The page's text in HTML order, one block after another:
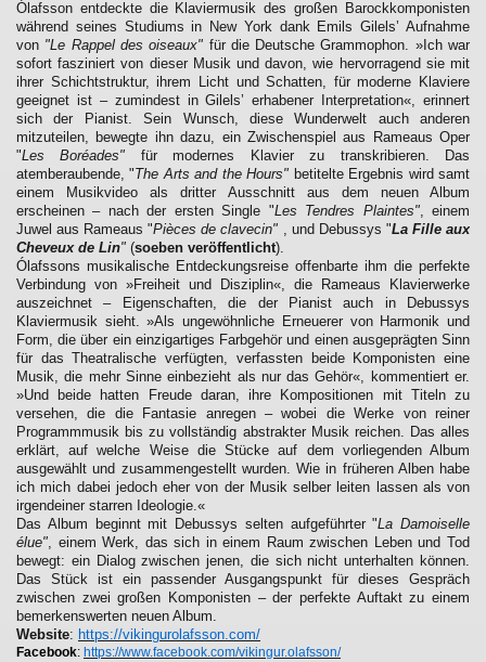
Ólafsson entdeckte die Klaviermusik des großen Barockkomponisten
während seines Studiums in New York dank Emils Gilels’ Aufnahme
von "Le Rappel des oiseaux" für die Deutsche Grammophon. »Ich war
sofort fasziniert von dieser Musik und davon, wie hervorragend sie mit
ihrer Schichtstruktur, ihrem Licht und Schatten, für moderne Klaviere
geeignet ist – zumindest in Gilels’ erhabener Interpretation«, erinnert
sich der Pianist. Sein Wunsch, diese Wunderwelt auch anderen
mitzuteilen, bewegte ihn dazu, ein Zwischenspiel aus Rameaus Oper
"Les Boréades" für modernes Klavier zu transkribieren. Das
atemberaubende, "The Arts and the Hours" betitelte Ergebnis wird samt
einem Musikvideo als dritter Ausschnitt aus dem neuen Album
erscheinen – nach der ersten Single "Les Tendres Plaintes", einem
Juwel aus Rameaus "Pièces de clavecin" , und Debussys "La Fille aux
Cheveux de Lin" (soeben veröffentlicht).
Ólafssons musikalische Entdeckungsreise offenbarte ihm die perfekte
Verbindung von »Freiheit und Disziplin«, die Rameaus Klavierwerke
auszeichnet – Eigenschaften, die der Pianist auch in Debussys
Klaviermusik sieht. »Als ungewöhnliche Erneuerer von Harmonik und
Form, die über ein einzigartiges Farbgehör und einen ausgeprägten Sinn
für das Theatralische verfügten, verfassten beide Komponisten eine
Musik, die mehr Sinne einbezieht als nur das Gehör«, kommentiert er.
»Und beide hatten Freude daran, ihre Kompositionen mit Titeln zu
versehen, die die Fantasie anregen – wobei die Werke von reiner
Programmmusik bis zu vollständig abstrakter Musik reichen. Das alles
erklärt, auf welche Weise die Stücke auf dem vorliegenden Album
ausgewählt und zusammengestellt wurden. Wie in früheren Alben habe
ich mich dabei jedoch eher von der Musik selber leiten lassen als von
irgendeiner starren Ideologie.«
Das Album beginnt mit Debussys selten aufgeführter "La Damoiselle
élue", einem Werk, das sich in einem Raum zwischen Leben und Tod
bewegt: ein Dialog zwischen jenen, die sich nicht unterhalten können.
Das Stück ist ein passender Ausgangspunkt für dieses Gespräch
zwischen zwei großen Komponisten – der perfekte Auftakt zu einem
bemerkenswerten neuen Album.
Website: https://vikingurolafsson.com/
Facebook: https://www.facebook.com/vikingur.olafsson/